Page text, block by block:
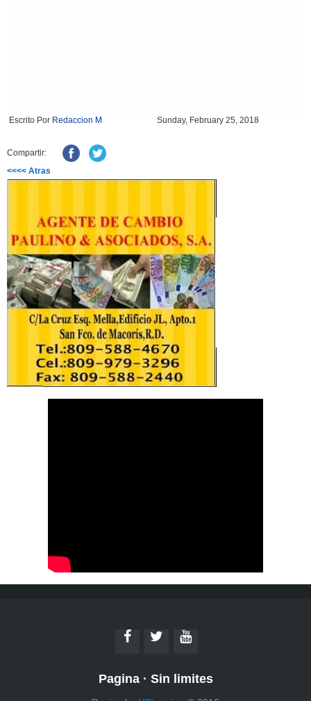
Escrito Por Redaccion M Sunday, February 25, 2018
Compartir:
<<<< Atras
Pagina· Sin limites